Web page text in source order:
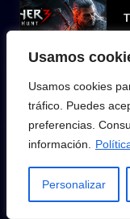
Usamos
Usamos cookies
tráfico. Puedes
preferencias.
información.
Personalizar